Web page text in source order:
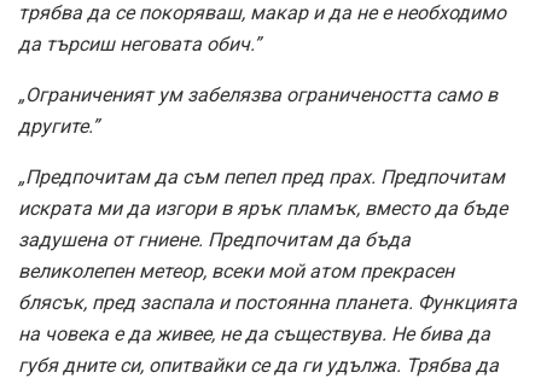
трябва да се покоряваш, макар и да не е необходимо
да търсиш неговата обич.”
„Ограниченият ум забелязва ограничеността само в
другите.”
„Предпочитам да съм пепел пред прах. Предпочитам
искрата ми да изгори в ярък пламък, вместо да бъде
задушена от гниене. Предпочитам да бъда
великолепен метеор, всеки мой атом прекрасен
блясък, пред заспала и постоянна планета. Функцията
на човека е да живее, не да съществува. Не бива да
губя дните си, опитвайки се да ги удължа. Трябва да